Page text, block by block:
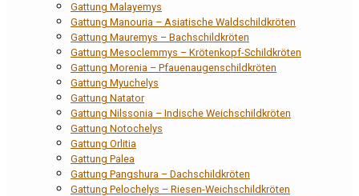
Gattung Malayemys
Gattung Manouria – Asiatische Waldschildkröten
Gattung Mauremys – Bachschildkröten
Gattung Mesoclemmys – Krötenkopf-Schildkröten
Gattung Morenia – Pfauenaugenschildkröten
Gattung Myuchelys
Gattung Natator
Gattung Nilssonia – Indische Weichschildkröten
Gattung Notochelys
Gattung Orlitia
Gattung Palea
Gattung Pangshura – Dachschildkröten
Gattung Pelochelys – Riesen-Weichschildkröten